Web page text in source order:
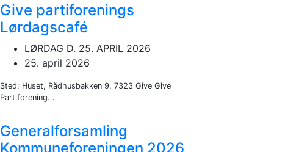
Give partiforenings
Lørdagscafé
LØRDAG D. 25. APRIL 2026
25. april 2026
Sted: Huset, Rådhusbakken 9, 7323 Give Give
Partiforening...
Generalforsamling
Kommuneforeningen 2026